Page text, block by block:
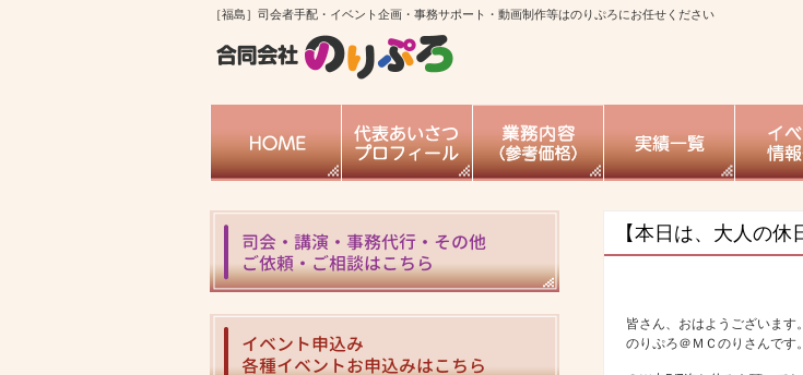
［福島］司会者手配・イベント企画・事務サポート・動画制作等はのりぷろにお任せください
【本日は、大人の
皆さん、おはようございます。
のりぷろ＠ＭＣのりさんです。